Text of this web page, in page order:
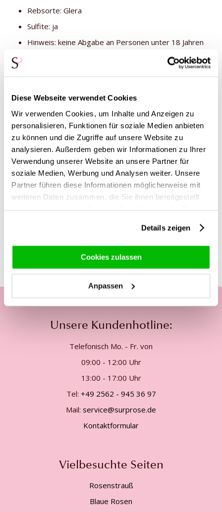
Diese Webseite verwendet Cookies
Wir verwenden Cookies, um Inhalte und Anzeigen zu
personalisieren, Funktionen für soziale Medien anbieten
zu können und die Zugriffe auf unsere Website zu
analysieren. Außerdem geben wir Informationen zu Ihrer
Verwendung unserer Website an unsere Partner für
soziale Medien, Werbung und Analysen weiter. Unsere
Partner führen diese Informationen möglicherweise mit
weiteren Daten zusammen, die Sie ihnen bereitgestellt
Details zeigen
Cookies zulassen
Anpassen
Rebsorte: Glera
Sulfite: ja
Hinweis: keine Abgabe an Personen unter 18 Jahren
Wenn sich die Rosenblüte öffnet, wird ein leichter Rosenduft
Rosensorte Red Naomi, der Königin unter den Rosen! Die
Rosen sind handgebunden und mit einem Band in der
Schachtel verschnürt. Die Schachtel, das Auspacken und die
Rosen in der Vase sind schon ein Fest. Du kannst den
Empfänger auch anonym überraschen, wenn du das
möchtest. Achte darauf, dass die Lieferadresse keine
Angaben über dich enthält, sondern nur über den
Empfänger. Wenn du dann deinen Namen nicht auf der
Grußkarte hinterlässt, bleibst du völlig anonym!
Diese Produkte könnten dich auch
Unsere Kundenhotline:
Telefonisch Mo. - Fr. von
09:00 - 12:00 Uhr
13:00 - 17:00 Uhr
Tel: +49 2562 - 945 36 97
Mail: service@surprose.de
Kontaktformular
Vielbesuchte Seiten
Rosenstrauß
Blaue Rosen